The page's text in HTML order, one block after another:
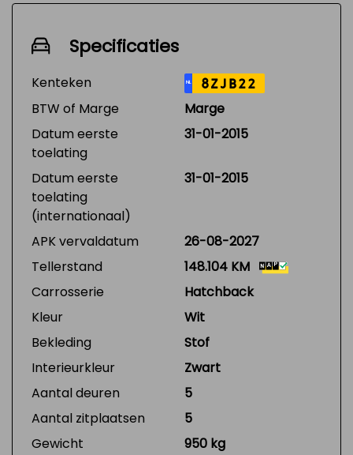
Specificaties
Kenteken NL 8ZJB22
BTW of Marge
Marge
Datum eerste
toelating
31-01-2015
Datum eerste
toelating
(internationaal)
31-01-2015
APK vervaldatum
26-08-2027
Tellerstand
148.104 KM
Carrosserie
Hatchback
Kleur
Wit
Bekleding
Stof
Interieurkleur
Zwart
Aantal deuren
5
Aantal zitplaatsen
5
Gewicht
950 kg